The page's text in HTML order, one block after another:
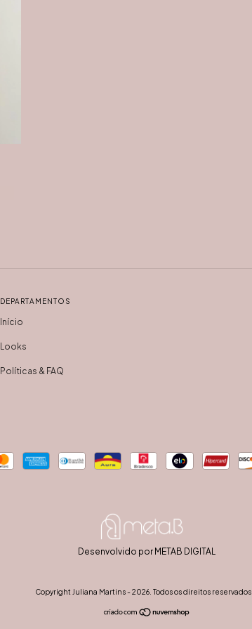
DEPARTAMENTOS
Início
Looks
Políticas & FAQ
Desenvolvido por METAB DIGITAL
Copyright Juliana Martins - 2026. Todos os direitos reservados.